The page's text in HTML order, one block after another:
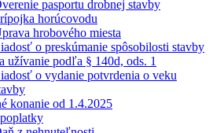
pasportu drobnej stavby
horúcovodu
hrobového miesta
o preskúmanie spôsobilosti stavby
užívanie podľa § 140d, ods. 1
o vydanie potvrdenia o veku
konanie od 1.4.2025